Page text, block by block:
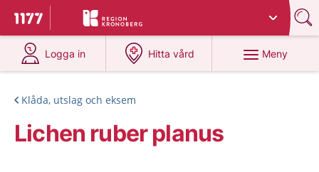
Till startsidan för 1177
Du har valt region
Logga in
på 1177.se
Hitta vård
på 1177.se
Meny
Klåda, utslag och eksem
Lichen ruber planus